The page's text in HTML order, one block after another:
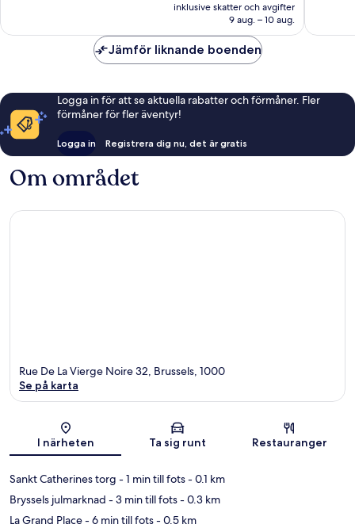
1 914 kr
inklusive skatter och avgifter
9 aug. – 10 aug.
Jämför liknande boenden
Logga in för att se aktuella rabatter och förmåner. Fler
förmåner för fler äventyr!
Logga in Registrera dig nu, det är gratis
Om området
Karta
Rue De La Vierge Noire 32, Brussels, 1000
Se på karta
I närheten Ta sig runt Restauranger
Sankt Catherines torg - 1 min till fots- 0.1 km
Bryssels julmarknad - 3 min till fots- 0.3 km
La Grand Place- 6 min till fots- 0.5 km